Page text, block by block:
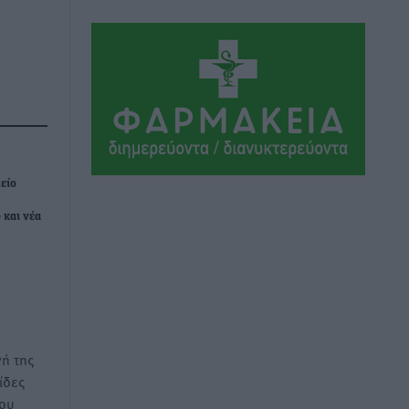
νέα
της
Στη Δημοτική Επιτροπή η Ροδιακή
Έπαυλη και το Δίκτυο ΑμεΑ στη
Μεσαιωνική Πόλη
Ρεπορτάζ• πριν 3 ώρες